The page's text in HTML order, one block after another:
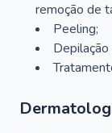
remoção de
Peeling;